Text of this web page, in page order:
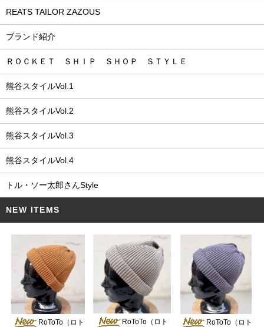
REATS TAILOR ZAZOUS
ブランド紹介
ＲＯＣＫＥＴ ＳＨＩＰ ＳＨＯＰ ＳＴＹＬＥ
熊谷スタイルVol.1
熊谷スタイルVol.2
熊谷スタイルVol.3
熊谷スタイルVol.4
トル・ソー太郎さんStyle
NEW ITEMS
RoToTo（ロト
RoToTo（ロト
RoToTo（ロト